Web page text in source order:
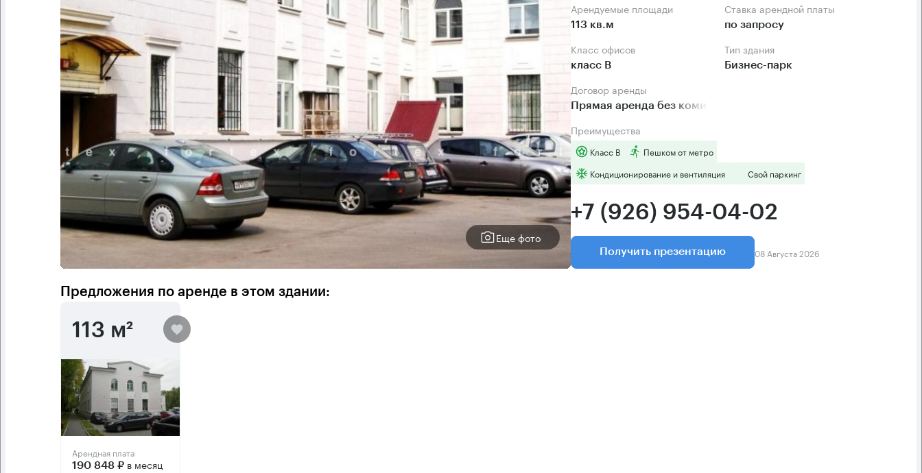
Еще фото
Арендуемые площади
113 кв.м
Ставка арендной платы
по запросу
Класс офисов
класс B
Тип здания
Бизнес-парк
Договор аренды
Прямая аренда без комиссии
Преимущества
Класс B
Пешком от метро
Кондиционирование и вентиляция
Свой паркинг
+7 (926) 954-04-02
Получить презентацию 08 Августа 2026
Предложения по аренде в этом здании:
113 м²
Арендная плата
190 848 ₽ в месяц